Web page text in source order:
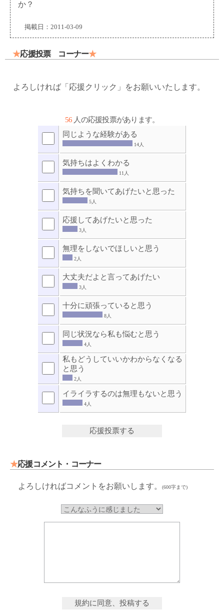
か？
掲載日：2011-03-09
★応援投票 コーナー★
よろしければ「応援クリック」をお願いいたします。
56 人の応援投票があります。
同じような経験がある
14人
気持ちはよくわかる
11人
気持ちを聞いてあげたいと思った
5人
応援してあげたいと思った
3人
無理をしないでほしいと思う
2人
大丈夫だよと言ってあげたい
3人
十分に頑張っていると思う
8人
同じ状況なら私も悩むと思う
4人
私もどうしていいかわからなくなる
と思う
2人
イライラするのは無理もないと思う
4人
★応援コメント・コーナー
よろしければコメントをお願いします。 (600字まで)